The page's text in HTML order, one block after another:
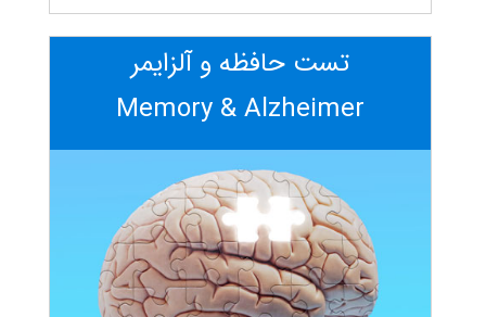
تست حافظه و آلزایمر
Memory & Alzheimer